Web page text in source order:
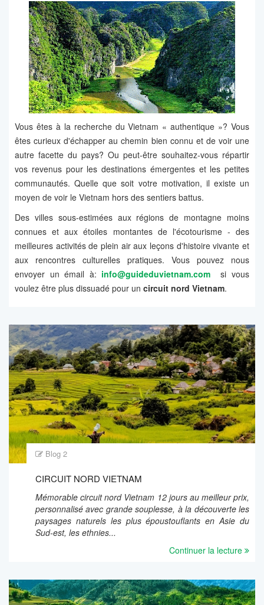
Vous êtes à la recherche du Vietnam « authentique »? Vous
êtes curieux d'échapper au chemin bien connu et de voir une
autre facette du pays? Ou peut-être souhaitez-vous répartir
vos revenus pour les destinations émergentes et les petites
communautés. Quelle que soit votre motivation, il existe un
moyen de voir le Vietnam hors des sentiers battus.
Des villes sous-estimées aux régions de montagne moins
connues et aux étoiles montantes de l'écotourisme - des
meilleures activités de plein air aux leçons d'histoire vivante et
aux rencontres culturelles pratiques. Vous pouvez nous
envoyer un émail à: info@guideduvietnam.com si vous
voulez être plus dissuadé pour un circuit nord Vietnam.
Blog 2
CIRCUIT NORD VIETNAM
Mémorable circuit nord Vietnam 12 jours au meilleur prix,
personnalisé avec grande souplesse, à la découverte les
paysages naturels les plus époustouflants en Asie du
Sud-est, les ethnies...
Continuer la lecture